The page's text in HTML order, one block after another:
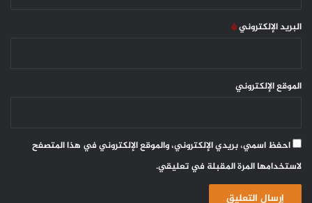
البريد الإلكتروني*
الموقع الإلكتروني
احفظ اسمي، بريدي الإلكتروني، والموقع الإلكتروني في هذا المتصفح
لاستخدامها المرة المقبلة في تعليقي.